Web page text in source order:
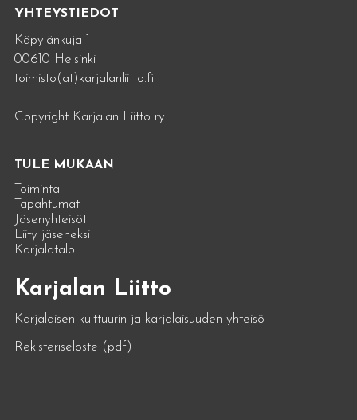
YHTEYSTIEDOT
Käpylänkuja 1
00610 Helsinki
toimisto(at)karjalanliitto.fi
Copyright Karjalan Liitto ry
TULE MUKAAN
Toiminta
Tapahtumat
Jäsenyhteisöt
Liity jäseneksi
Karjalatalo
Karjalan Liitto
Karjalaisen kulttuurin ja karjalaisuuden yhteisö
Rekisteriseloste (pdf)